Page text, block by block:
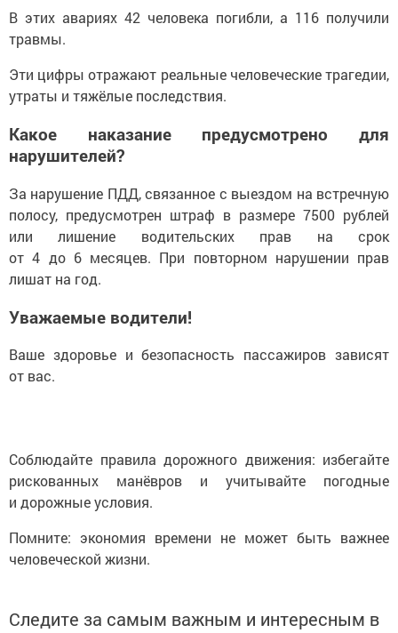
В этих авариях 42 человека погибли, а 116 получили
травмы.
Эти цифры отражают реальные человеческие трагедии,
утраты и тяжёлые последствия.
Какое наказание предусмотрено для
нарушителей?
За нарушение ПДД, связанное с выездом на встречную
полосу, предусмотрен штраф в размере 7500 рублей
или лишение водительских прав на срок
от 4 до 6 месяцев. При повторном нарушении прав
лишат на год.
Уважаемые водители!
Ваше здоровье и безопасность пассажиров зависят
от вас.
Соблюдайте правила дорожного движения: избегайте
рискованных манёвров и учитывайте погодные
и дорожные условия.
Помните: экономия времени не может быть важнее
человеческой жизни.
Следите за самым важным и интересным в